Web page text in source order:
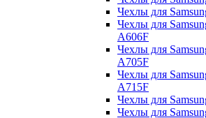
Чехлы для
Чехлы для
A606F
Чехлы для
A705F
Чехлы для
A715F
Чехлы для
Чехлы для